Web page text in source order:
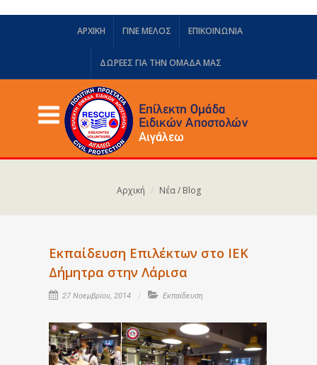
ΑΡΧΙΚΗ ΓΙΝΕ ΜΕΛΟΣ ΕΠΙΚΟΙΝΩΝΙΑ
ΔΩΡΕΈΣ ΓΙΑ ΤΗΝ ΟΜΆΔΑ ΜΑΣ
Αρχική Νέα / Blog
Εκπαίδευση Επιλέκτων στο ΙΕΚ
Δήμητρα στην Λάρισα
27 Νοεμβρίου, 2014 Εκπαίδευση